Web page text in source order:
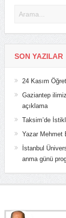
SON YAZILAR
24 Kasım
Gaziantep
açıklama
Taksim’de
Yazar Mehmet
İstanbul
anma günü